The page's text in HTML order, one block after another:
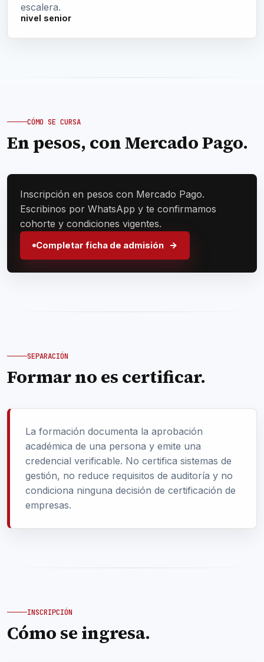
escalera.
nivel senior
CÓMO SE CURSA
En pesos, con Mercado Pago.
Inscripción en pesos con Mercado Pago.
Escribinos por WhatsApp y te confirmamos
cohorte y condiciones vigentes.
Completar ficha de admisión
SEPARACIÓN
Formar no es certificar.
La formación documenta la aprobación
académica de una persona y emite una
credencial verificable. No certifica sistemas de
gestión, no reduce requisitos de auditoría y no
condiciona ninguna decisión de certificación de
empresas.
INSCRIPCIÓN
Cómo se ingresa.